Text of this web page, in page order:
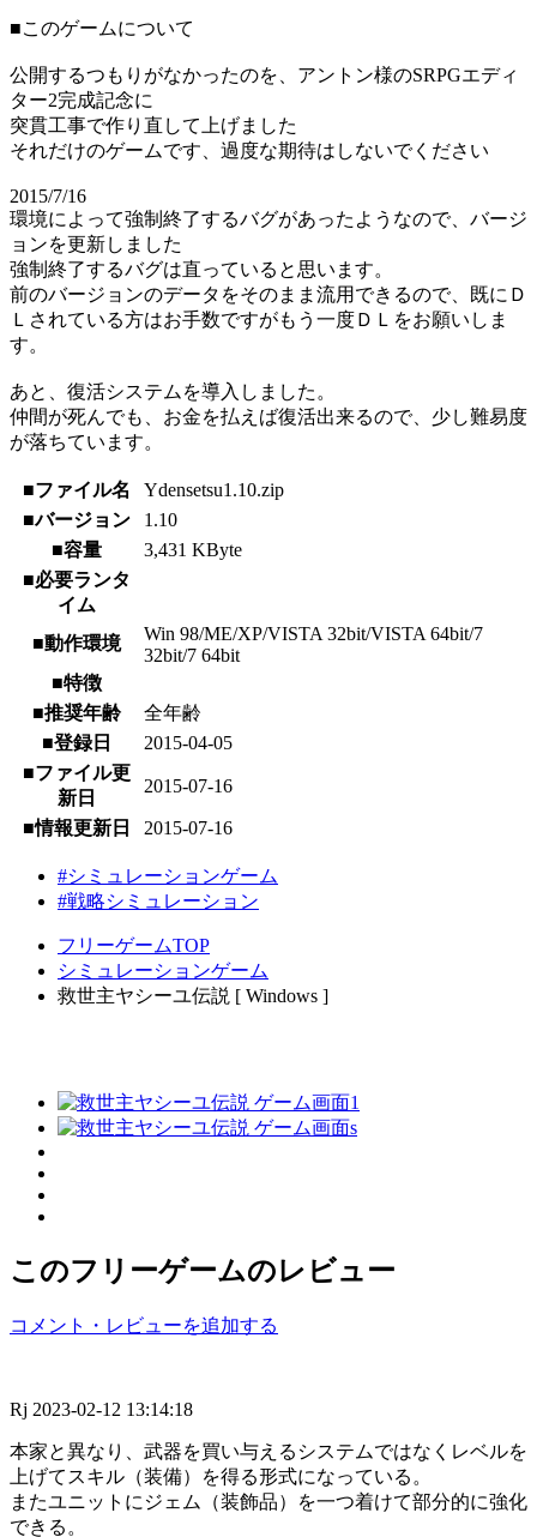
■このゲームについて
公開するつもりがなかったのを、アントン様のSRPGエディ
ター2完成記念に
突貫工事で作り直して上げました
それだけのゲームです、過度な期待はしないでください
2015/7/16
環境によって強制終了するバグがあったようなので、バージ
ョンを更新しました
強制終了するバグは直っていると思います。
前のバージョンのデータをそのまま流用できるので、既にＤ
Ｌされている方はお手数ですがもう一度ＤＬをお願いしま
す。
あと、復活システムを導入しました。
仲間が死んでも、お金を払えば復活出来るので、少し難易度
が落ちています。
■ファイル名
Ydensetsu1.10.zip
■バージョン
1.10
■容量
3,431 KByte
■必要ランタ
イム
■動作環境
Win 98/ME/XP/VISTA 32bit/VISTA 64bit/7
32bit/7 64bit
■特徴
■推奨年齢
全年齢
■登録日
2015-04-05
■ファイル更
新日
2015-07-16
■情報更新日 2015-07-16
#シミュレーションゲーム
#戦略シミュレーション
フリーゲームTOP
シミュレーションゲーム
救世主ヤシーユ伝説 [ Windows ]
このフリーゲームのレビュー
コメント・レビューを追加する
Rj 2023-02-12 13:14:18
本家と異なり、武器を買い与えるシステムではなくレベルを
上げてスキル（装備）を得る形式になっている。
またユニットにジェム（装飾品）を一つ着けて部分的に強化
できる。